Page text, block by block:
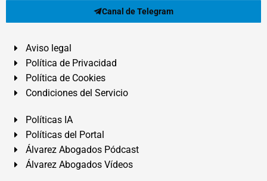
Canal de Telegram
Aviso legal
Política de Privacidad
Política de Cookies
Condiciones del Servicio
Políticas IA
Políticas del Portal
Álvarez Abogados Pódcast
Álvarez Abogados Vídeos